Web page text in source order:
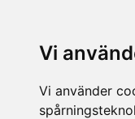
Vi
Vi använder